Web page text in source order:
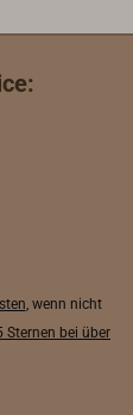
, wenn nicht
Sternen bei über